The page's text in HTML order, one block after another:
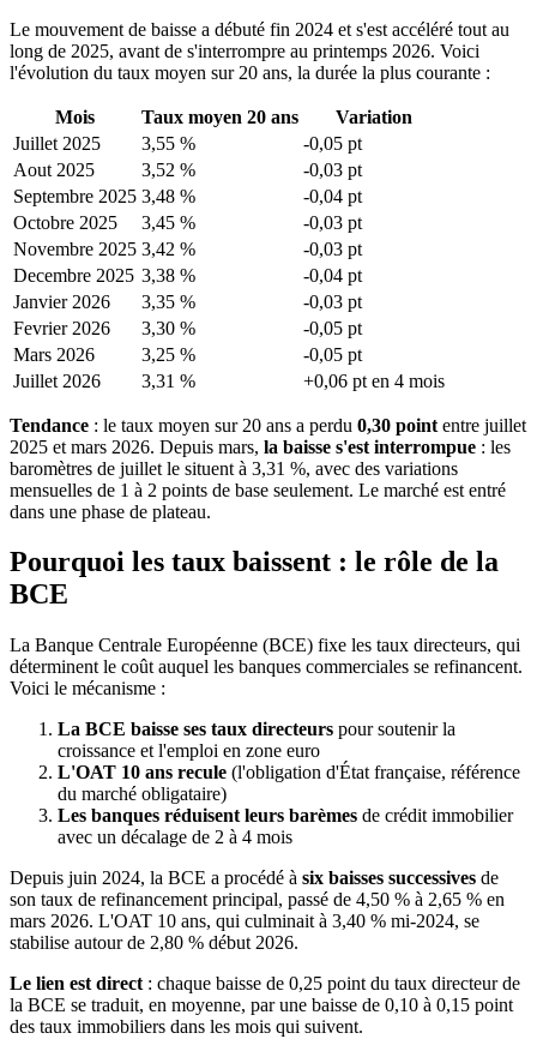
Le mouvement de baisse a débuté fin 2024 et s'est accéléré tout au
long de 2025, avant de s'interrompre au printemps 2026. Voici
l'évolution du taux moyen sur 20 ans, la durée la plus courante :
Mois Taux moyen 20 ans
Variation
Juillet 2025
3,55 %
-0,05 pt
Aout 2025
3,52 %
-0,03 pt
Septembre 2025 3,48 %
-0,04 pt
Octobre 2025
3,45 %
-0,03 pt
Novembre 2025 3,42 %
-0,03 pt
Decembre 2025 3,38 %
-0,04 pt
Janvier 2026
3,35 %
-0,03 pt
Fevrier 2026
3,30 %
-0,05 pt
Mars 2026
3,25 %
-0,05 pt
Juillet 2026
3,31 % +0,06 pt en 4 mois
Tendance : le taux moyen sur 20 ans a perdu 0,30 point entre juillet
2025 et mars 2026. Depuis mars, la baisse s'est interrompue : les
baromètres de juillet le situent à 3,31 %, avec des variations
mensuelles de 1 à 2 points de base seulement. Le marché est entré
dans une phase de plateau.
Pourquoi les taux baissent : le rôle de la
BCE
La Banque Centrale Européenne (BCE) fixe les taux directeurs, qui
déterminent le coût auquel les banques commerciales se refinancent.
Voici le mécanisme :
La BCE baisse ses taux directeurs pour soutenir la
croissance et l'emploi en zone euro
L'OAT 10 ans recule (l'obligation d'État française, référence
du marché obligataire)
Les banques réduisent leurs barèmes de crédit immobilier
avec un décalage de 2 à 4 mois
Depuis juin 2024, la BCE a procédé à six baisses successives de
son taux de refinancement principal, passé de 4,50 % à 2,65 % en
mars 2026. L'OAT 10 ans, qui culminait à 3,40 % mi-2024, se
stabilise autour de 2,80 % début 2026.
Le lien est direct : chaque baisse de 0,25 point du taux directeur de
la BCE se traduit, en moyenne, par une baisse de 0,10 à 0,15 point
des taux immobiliers dans les mois qui suivent.